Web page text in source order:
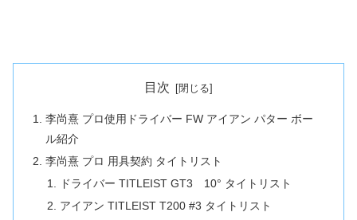
目次
李尚熹 プロ使用ドライバー FW アイアン パター ボー
ル紹介
李尚熹 プロ 用具契約 タイトリスト
ドライバー TITLEIST GT3 10° タイトリスト
アイアン TITLEIST T200 #3 タイトリスト